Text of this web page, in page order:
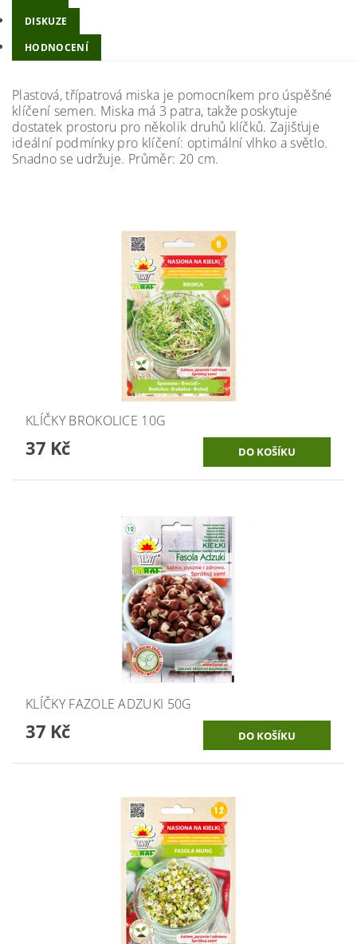
DISKUZE
HODNOCENÍ
Plastová, třípatrová miska je pomocníkem pro úspěšné
klíčení semen. Miska má 3 patra, takže poskytuje
dostatek prostoru pro několik druhů klíčků. Zajišťuje
ideální podmínky pro klíčení: optimální vlhko a světlo.
Snadno se udržuje. Průměr: 20 cm.
KLÍČKY BROKOLICE 10G
37 Kč
KLÍČKY FAZOLE ADZUKI 50G
37 Kč